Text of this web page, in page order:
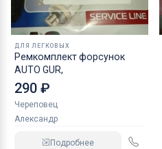
ДЛЯ ЛЕГКОВЫХ
Ремкомплект форсунок
AUTO GUR,
290 ₽
Череповец
Александр
Подробнее